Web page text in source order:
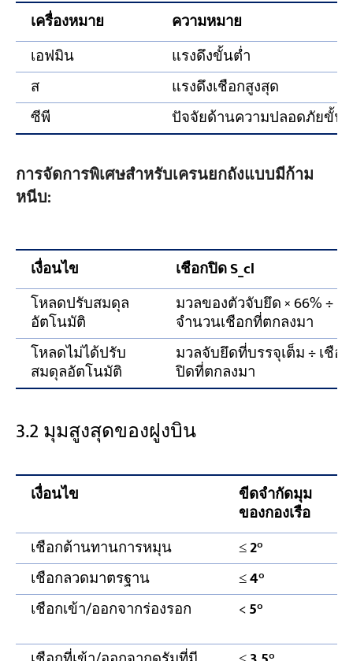
เครื่องหมาย
ความหมาย
เอฟมิน
แรงดึงขั้นต่ำ
ส
แรงดึงเชือกสูงสุด
ซีพี
ปัจจัยด้านความปลอดภัยขั้นต่
การจัดการพิเศษสำหรับเครนยกถังแบบมีก้าม
หนีบ:
เงื่อนไข
เชือกปิด S_cl
โหลดปรับสมดุล
อัตโนมัติ
มวลของตัวจับยึด × 66% ÷
จำนวนเชือกที่ตกลงมา
โหลดไม่ได้ปรับ
สมดุลอัตโนมัติ
มวลจับยึดที่บรรจุเต็ม ÷ เชือก
ปิดที่ตกลงมา
3.2 มุมสูงสุดของฝูงบิน
เงื่อนไข ขีดจำกัดมุม
ของกองเรือ
เชือกต้านทานการหมุน
≤2°
เชือกลวดมาตรฐาน
≤4°
เชือกเข้า/ออกจากร่องรอก
<5°